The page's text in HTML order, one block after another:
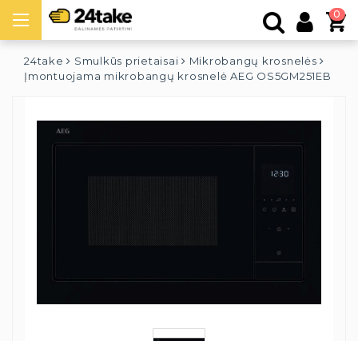
0
24take Smulkūs prietaisai
Mikrobangų krosnelės
Įmontuojama mikrobangų krosnelė AEG OS5GM251EB